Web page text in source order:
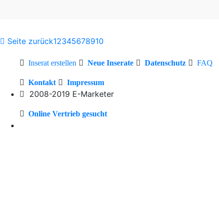
Seite zurück12345678910
Inserat erstellen Neue Inserate Datenschutz FAQ
Kontakt Impressum
2008-2019 E-Marketer
Online Vertrieb gesucht